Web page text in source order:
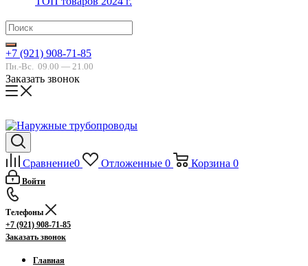
+7 (921) 908-71-85
Пн.-Вс. 09.00 — 21.00
Заказать звонок
Сравнение0 Отложенные 0 Корзина 0
Войти
Телефоны
+7 (921) 908-71-85
Заказать звонок
Главная